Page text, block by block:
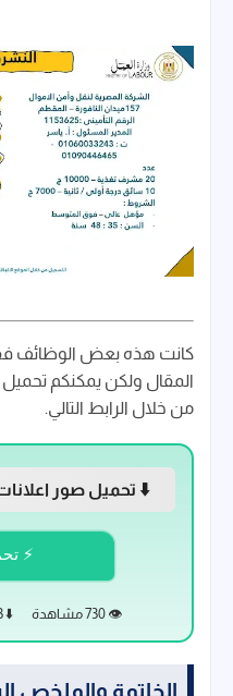
كانت هذه بعض الوظائف
المقال ولكن يمكنكم
من خلال الرابط التالي.
⬇️ تحميل صور
⚡
👁️ 730 مشاهدة ⬇️ 263 تحميل
الخاتمة والملخص